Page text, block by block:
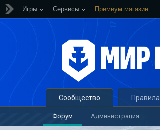
Игры Сервисы Премиум магазин
Сообщество
Форум Администрация
Правила